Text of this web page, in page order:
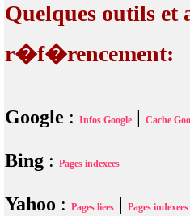
Quelques outils et
r�f�rencement:
Google : Infos Google Cache
Bing : Pages indexees
Yahoo : Pages liees Pages indexees